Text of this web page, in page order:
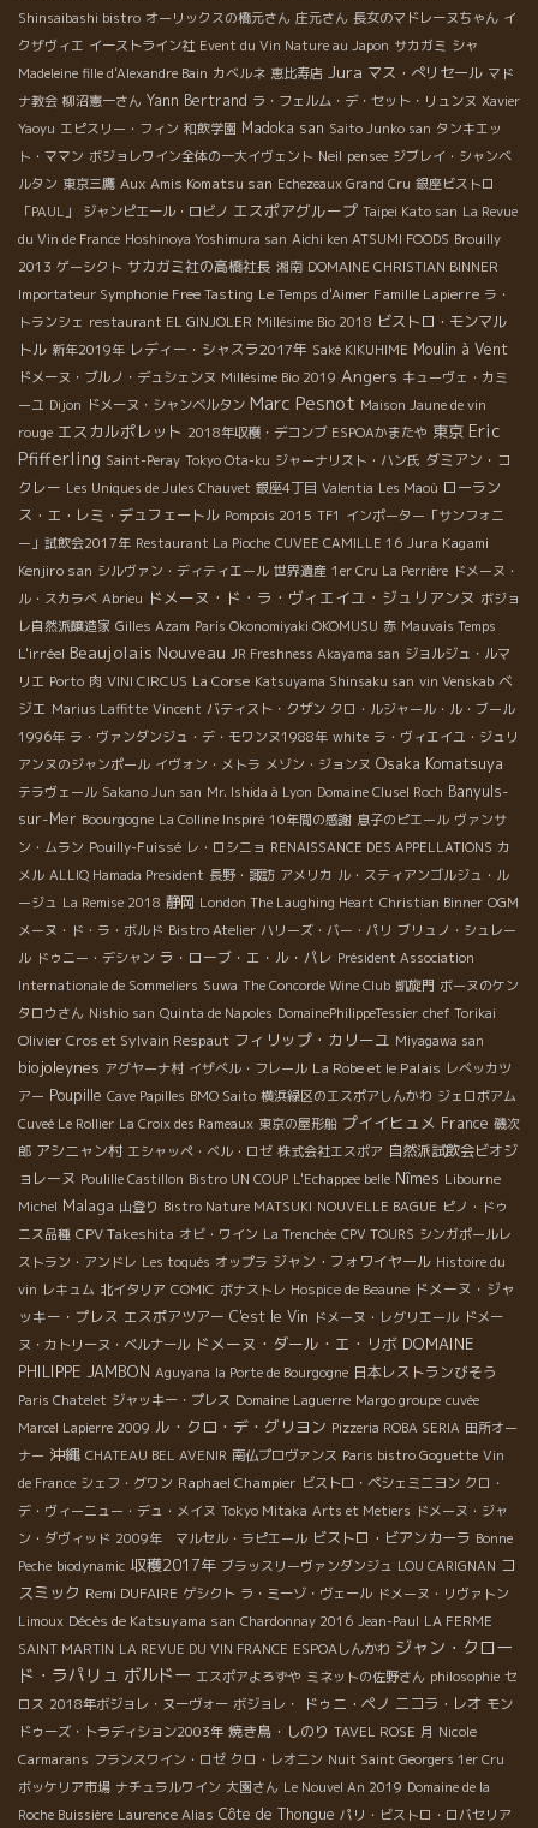
Shinsaibashi bistro オーリックスの橋元さん 庄元さん 長女のマドレーヌちゃん イ
クザヴィエ イーストライン社 Event du Vin Nature au Japon サカガミ シャ
Madeleine fille d'Alexandre Bain カベルネ 恵比寿店 Jura マス・ぺリセール マド
ナ教会 柳沼憲一さん Yann Bertrand ラ・フェルム・デ・セット・リュンヌ Xavier
Yaoyu エピスリー・フィン 和飲学園 Madoka san Saito Junko san タンキエッ
ト・ママン ボジョレワイン全体の一大イヴェント Neil pensee ジブレイ・シャンベ
ルタン 東京三鷹 Aux Amis Komatsu san Echezeaux Grand Cru 銀座ビストロ
「PAUL」
ジャンピエール・ロビノ エスポアグループ Taipei Kato san La Revue
du Vin de France Hoshinoya Yoshimura san Aichi ken ATSUMI FOODS Brouilly
2013 ゲーシクト サカガミ社の高橋社長 湘南 DOMAINE CHRISTIAN BINNER
Importateur Symphonie Free Tasting Le Temps d'Aimer Famille Lapierre ラ・
トランシェ restaurant EL GINJOLER Millésime Bio 2018 ビストロ・モンマル
トル 新年2019年 レディー・シャスラ2017年 Saké KIKUHIME Moulin à Vent
ドメーヌ・ブルノ・デュシェンヌ Millésime Bio 2019 Angers キューヴェ・カミ
ーユ Dijon ドメーヌ・シャンベルタン Marc Pesnot Maison Jaune de vin
rouge エスカルポレット 2018年収穫・デコンブ ESPOAかまたや 東京 Eric
Pfifferling Saint-Peray Tokyo Ota-ku ジャーナリスト・ハン氏 ダミアン・コ
クレー Les Uniques de Jules Chauvet 銀座4丁目 Valentia Les Maoù ローラン
ス・エ・レミ・デュフェートル Pompois 2015 TF1 インポーター「サンフォニ
ー」試飲会2017年 Restaurant La Pioche CUVEE CAMILLE 16 Jura Kagami
Kenjiro san シルヴァン・ディティエール 世界遺産 1er Cru La Perrière ドメーヌ・
ル・スカラベ Abrieu ドメーヌ・ド・ラ・ヴィエイユ・ジュリアンヌ ボジョ
レ自然派醸造家 Gilles Azam Paris Okonomiyaki OKOMUSU 赤 Mauvais Temps
L'irréel Beaujolais Nouveau JR Freshness Akayama san ジョルジュ・ルマ
リエ Porto 肉 VINI CIRCUS La Corse Katsuyama Shinsaku san vin Venskab ベ
ジエ Marius Laffitte Vincent バティスト・クザン クロ・ルジャール・ル・ブール
1996年 ラ・ヴァンダンジュ・デ・モワンヌ1988年 white ラ・ヴィエイユ・ジュリ
アンヌのジャンポール イヴォン・メトラ メゾン・ジョンヌ Osaka Komatsuya
テラヴェール Sakano Jun san Mr. Ishida à Lyon Domaine Clusel Roch Banyuls-
sur-Mer Boourgogne La Colline Inspiré 10年間の感謝 息子のピエール ヴァンサ
ン・ムラン Pouilly-Fuissé レ・ロシニョ RENAISSANCE DES APPELLATIONS カ
メル ALLIQ Hamada President 長野・諏訪 アメリカ ル・スティアンゴルジュ・ル
ージュ La Remise 2018 静岡 London The Laughing Heart Christian Binner OGM
メーヌ・ド・ラ・ボルド Bistro Atelier ハリーズ・バー・パリ ブリュノ・シュレー
ル ドゥニー・デシャン ラ・ローブ・エ・ル・パレ Président Association
Internationale de Sommeliers Suwa The Concorde Wine Club 凱旋門 ボーヌのケン
タロウさん Nishio san Quinta de Napoles DomainePhilippeTessier chef Torikai
Olivier Cros et Sylvain Respaut フィリップ・カリーユ Miyagawa san
biojoleynes アグヤーナ村 イザベル・フレール La Robe et le Palais レベッカツ
アー Poupille Cave Papilles BMO Saito 横浜緑区のエスポアしんかわ ジェロボアム
Cuveé Le Rollier La Croix des Rameaux 東京の屋形船 プイイヒュメ France 磯次
郎 アシニャン村 エシャッペ・ベル・ロゼ 株式会社エスポア 自然派試飲会ビオジ
ョレーヌ Poulille Castillon Bistro UN COUP L'Echappee belle Nîmes Libourne
Michel Malaga 山登り Bistro Nature MATSUKI NOUVELLE BAGUE ピノ・ドゥ
ニス品種 CPV Takeshita オビ・ワイン La Trenchée CPV TOURS シンガポールレ
ストラン・アンドレ Les toqués オップラ ジャン・フォワイヤール Histoire du
vin レキュム 北イタリア COMIC ボナストレ Hospice de Beaune ドメーヌ・ジャ
ッキー・プレス エスポアツアー C'est le Vin ドメーヌ・レグリエール ドメー
ヌ・カトリーヌ・ベルナール ドメーヌ・ダール・エ・リボ DOMAINE
PHILIPPE JAMBON Aguyana la Porte de Bourgogne 日本レストランびそう
Paris Chatelet ジャッキー・プレス Domaine Laguerre Margo groupe cuvée
Marcel Lapierre 2009 ル・クロ・デ・グリヨン Pizzeria ROBA SERIA 田所オー
ナー 沖縄 CHATEAU BEL AVENIR 南仏プロヴァンス Paris bistro Goguette Vin
de France シェフ・グワン Raphael Champier ビストロ・ペシェミニヨン クロ・
デ・ヴィーニュー・デュ・メイヌ Tokyo Mitaka Arts et Metiers ドメーヌ・ジャ
ン・ダヴィッド 2009年 マルセル・ラピエール ビストロ・ビアンカーラ Bonne
Peche biodynamic 収穫2017年 ブラッスリーヴァンダンジュ LOU CARIGNAN コ
スミック Remi DUFAIRE ゲシクト ラ・ミーゾ・ヴェール ドメーヌ・リヴァトン
Limoux Décès de Katsuyama san Chardonnay 2016 Jean-Paul LA FERME
SAINT MARTIN LA REVUE DU VIN FRANCE ESPOAしんかわ ジャン・クロー
ド・ラパリュ ボルドー エスポアよろずや ミネットの佐野さん philosophie セ
ロス 2018年ボジョレ・ヌーヴォー ボジョレ・ ドゥニ・ペノ ニコラ・レオ モン
ドゥーズ・トラディション2003年 焼き鳥・しのり TAVEL ROSE 月 Nicole
Carmarans フランスワイン・ロゼ クロ・レオニン Nuit Saint Georgers 1er Cru
ボッケリア市場 ナチュラルワイン 大園さん Le Nouvel An 2019 Domaine de la
Roche Buissière Laurence Alias Côte de Thongue パリ・ビストロ・ロバセリア